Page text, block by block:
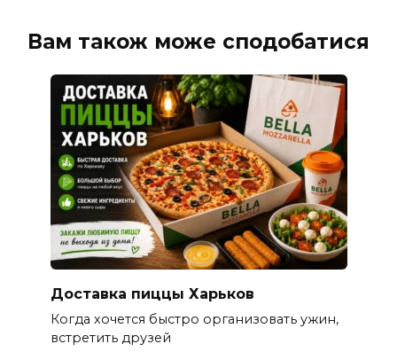
Вам також може сподобатися
Доставка пиццы Харьков
Когда хочется быстро организовать ужин,
встретить друзей